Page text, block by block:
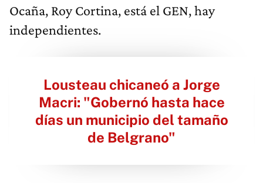
Ocaña, Roy Cortina, está el GEN, hay
independientes.
Lousteau chicaneó a Jorge
Macri: "Gobernó hasta hace
días un municipio del tamaño
de Belgrano"